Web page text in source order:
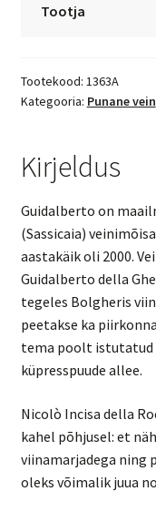
Tootja
Tootekood: 1363A
Kategooria: Punane vein
Kirjeldus
Guidalberto on
(Sassicaia)
aastakäik oli 2000.
Guidalberto della
tegeles Bolgheris
peetakse ka
tema poolt istutatud
küpresspuude allee.
Nicolò Incisa della
kahel põhjusel: et
viinamarjadega ning
oleks võimalik juua